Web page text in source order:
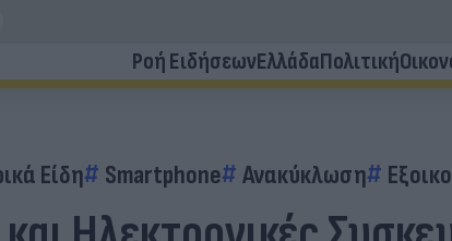
Ροή ΕιδήσεωνΕλλάδαΠολιτική
Είδη Smartphone Ανακύκλωση